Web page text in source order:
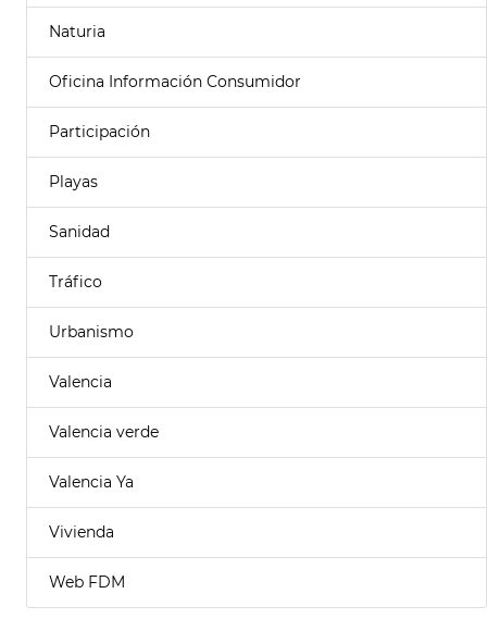
Naturia
Oficina Información Consumidor
Participación
Playas
Sanidad
Tráfico
Urbanismo
Valencia
Valencia verde
Valencia Ya
Vivienda
Web FDM